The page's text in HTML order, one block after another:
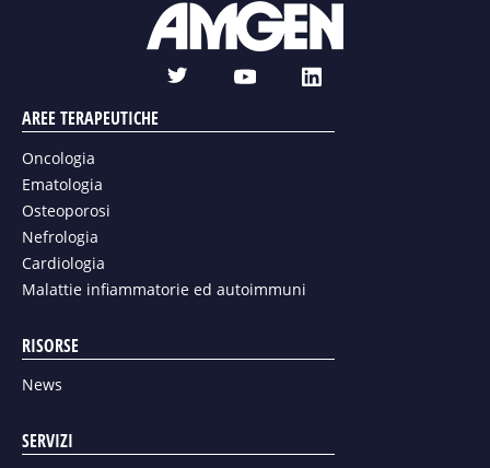
t
i
y
u
l
n
AREE TERAPEUTICHE
Oncologia
Ematologia
Osteoporosi
Nefrologia
Cardiologia
Malattie infiammatorie ed autoimmuni
RISORSE
News
SERVIZI